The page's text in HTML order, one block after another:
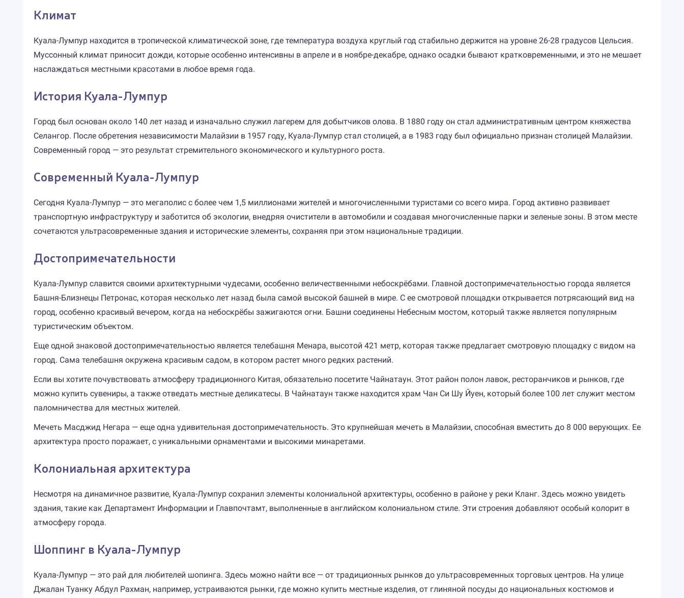
Климат
Куала-Лумпур находится в тропической климатической зоне, где температура воздуха круглый год стабильно держится на уровне 26-28 градусов Цельсия.
Муссонный климат приносит дожди, которые особенно интенсивны в апреле и в ноябре-декабре, однако осадки бывают кратковременными, и это не мешает
наслаждаться местными красотами в любое время года.
История Куала-Лумпур
Город был основан около 140 лет назад и изначально служил лагерем для добытчиков олова. В 1880 году он стал административным центром княжества
Селангор. После обретения независимости Малайзии в 1957 году, Куала-Лумпур стал столицей, а в 1983 году был официально признан столицей Малайзии.
Современный город — это результат стремительного экономического и культурного роста.
Современный Куала-Лумпур
Сегодня Куала-Лумпур — это мегаполис с более чем 1,5 миллионами жителей и многочисленными туристами со всего мира. Город активно развивает
транспортную инфраструктуру и заботится об экологии, внедряя очистители в автомобили и создавая многочисленные парки и зеленые зоны. В этом месте
сочетаются ультрасовременные здания и исторические элементы, сохраняя при этом национальные традиции.
Достопримечательности
Куала-Лумпур славится своими архитектурными чудесами, особенно величественными небоскрёбами. Главной достопримечательностью города является
Башня-Близнецы Петронас, которая несколько лет назад была самой высокой башней в мире. С ее смотровой площадки открывается потрясающий вид на
город, особенно красивый вечером, когда на небоскрёбы зажигаются огни. Башни соединены Небесным мостом, который также является популярным
туристическим объектом.
Еще одной знаковой достопримечательностью является телебашня Менара, высотой 421 метр, которая также предлагает смотровую площадку с видом на
город. Сама телебашня окружена красивым садом, в котором растет много редких растений.
Если вы хотите почувствовать атмосферу традиционного Китая, обязательно посетите Чайнатаун. Этот район полон лавок, ресторанчиков и рынков, где
можно купить сувениры, а также отведать местные деликатесы. В Чайнатаун также находится храм Чан Си Шу Йуен, который более 100 лет служит местом
паломничества для местных жителей.
Мечеть Масджид Негара — еще одна удивительная достопримечательность. Это крупнейшая мечеть в Малайзии, способная вместить до 8 000 верующих. Ее
архитектура просто поражает, с уникальными орнаментами и высокими минаретами.
Колониальная архитектура
Несмотря на динамичное развитие, Куала-Лумпур сохранил элементы колониальной архитектуры, особенно в районе у реки Кланг. Здесь можно увидеть
здания, такие как Департамент Информации и Главпочтамт, выполненные в английском колониальном стиле. Эти строения добавляют особый колорит в
атмосферу города.
Шоппинг в Куала-Лумпур
Куала-Лумпур — это рай для любителей шопинга. Здесь можно найти все — от традиционных рынков до ультрасовременных торговых центров. На улице
Джалан Туанку Абдул Рахман, например, устраиваются рынки, где можно купить местные изделия, от глиняной посуды до национальных костюмов и